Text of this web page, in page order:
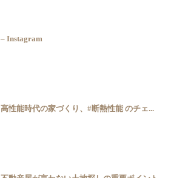
– Instagram
高性能時代の家づくり、#断熱性能 のチェ...